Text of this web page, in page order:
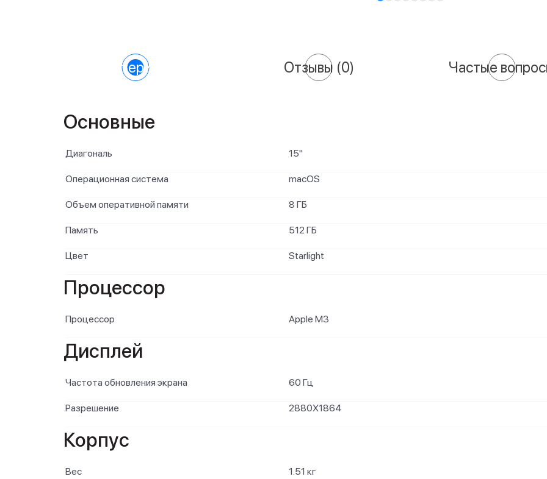
Характеристики Отзывы (0) Частые
Основные
Диагональ 15"
Операционная система macOS
Объем оперативной памяти 8 ГБ
Память 512 ГБ
Цвет Starlight
Процессор
Процессор Apple M3
Дисплей
Частота обновления экрана 60 Гц
Разрешение 2880X1864
Корпус
Вес 1.51 кг